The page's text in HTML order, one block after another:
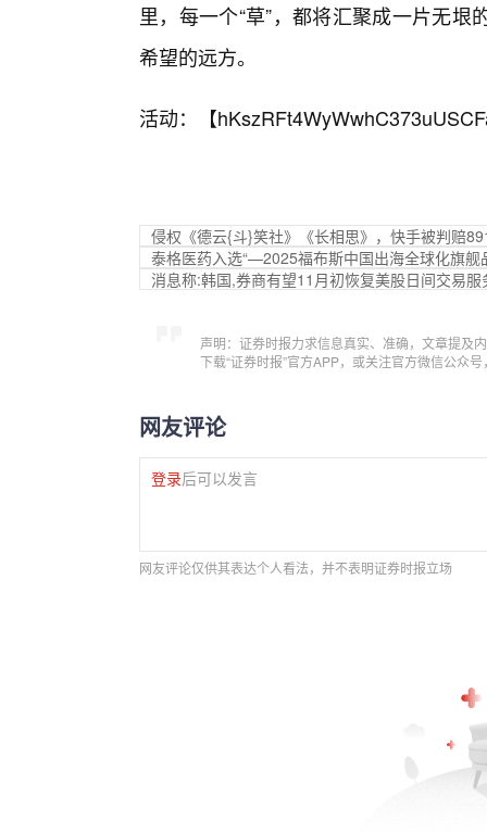
里，每一个“草”，都将汇聚成一片无
希望的远方。
活动：【
侵权《德云{斗}笑社》《长相思》，快手被判赔
泰格医药入选“—2025福布斯中国出海全球化旗舰
消息称:韩国,券商有望11月初恢复美股日间交易服
声明：证券时报力求信息真实、准确，文章提及
下载“证券时报”官方APP，或关注官方微信公众
网友评论
登录后可以发言
网友评论仅供其表达个人看法，并不表明证券时报立场